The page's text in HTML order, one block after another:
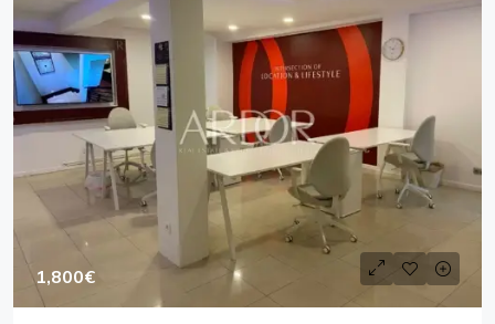
1,800€